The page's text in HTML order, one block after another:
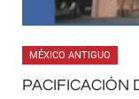
MÉXICO ANTIGUO
PACIFICACIÓN